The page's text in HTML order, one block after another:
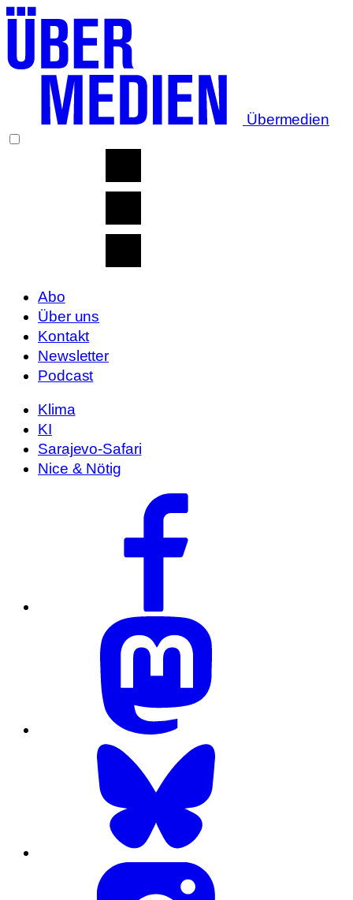
Übermedien
Abo
Über uns
Kontakt
Newsletter
Podcast
Klima
KI
Sarajevo-Safari
Nice & Nötig